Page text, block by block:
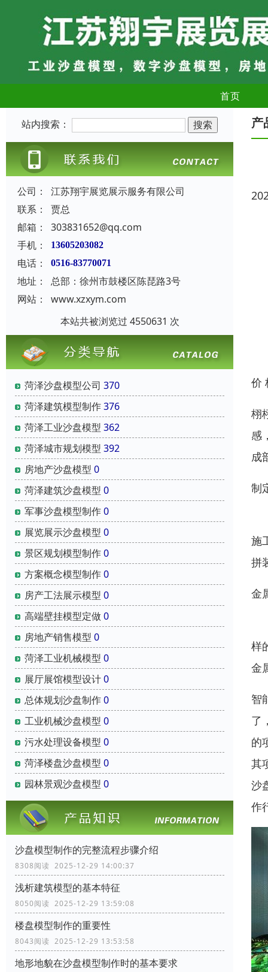
首页
站内搜索：
公司：
江苏翔宇展览展示服务有限公司
联系：
贾总
邮箱：
303831652@qq.com
手机：
13605203082
电话： 0516-83770071
地址：
总部：徐州市鼓楼区陈琵路3号
网站：
www.xzxym.com
本站共被浏览过 4550631 次
菏泽沙盘模型公司 370
菏泽建筑模型制作376
菏泽工业沙盘模型 362
菏泽城市规划模型 392
房地产沙盘模型 0
菏泽建筑沙盘模型 0
军事沙盘模型制作0
展览展示沙盘模型 0
景区规划模型制作0
方案概念模型制作0
房产工法展示模型 0
高端壁挂模型定做0
房地产销售模型 0
菏泽工业机械模型 0
展厅展馆模型设计0
总体规划沙盘制作0
工业机械沙盘模型 0
污水处理设备模型 0
菏泽楼盘沙盘模型 0
园林景观沙盘模型 0
沙盘模型制作的完整流程步骤介绍
8308阅读 2025-12-29 14:00:37
浅析建筑模型的基本特征
8050阅读 2025-12-29 13:59:08
楼盘模型制作的重要性
8043阅读 2025-12-29 13:53:58
地形地貌在沙盘模型制作时的基本要求
产
价
栩
感
成
制
施
拼
金
样
金
智
了
的
其
沙
作